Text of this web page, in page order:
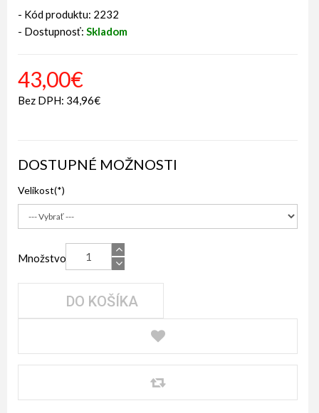
- Kód produktu: 2232
- Dostupnosť: Skladom
43,00€
Bez DPH: 34,96€
DOSTUPNÉ MOŽNOSTI
Velikost
Množstvo
DO KOŠÍKA